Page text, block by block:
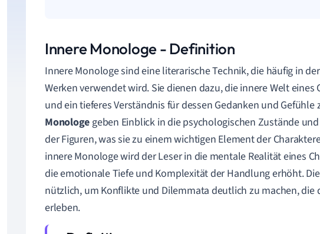
Innere Monologe - Definition
Innere Monologe sind eine literarische Technik, die häufig in der
Werken verwendet wird. Sie dienen dazu, die innere Welt
und ein tieferes Verständnis für dessen Gedanken und
Monologegeben Einblick in die psychologischen Zustände
der Figuren, was sie zu einem wichtigen Element der
innere Monologe wird der Leser in die mentale Realität eines
die emotionale Tiefe und Komplexität der Handlung erhöht.
nützlich, um Konflikte und Dilemmata deutlich zu machen, die
erleben.